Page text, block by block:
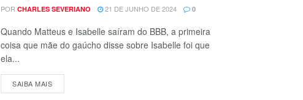
POR CHARLES SEVERIANO 21 DE JUNHO DE 2024 0
Quando Matteus e Isabelle saíram do BBB, a primeira
coisa que mãe do gaúcho disse sobre Isabelle foi que
ela...
SAIBA MAIS